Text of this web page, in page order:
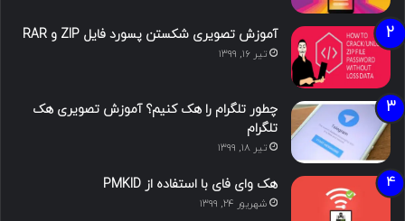
آموزش تصویری شکستن پسورد فایل ZIP و RAR
تیر ۱۶, ۱۳۹۹
چطور تلگرام را هک کنیم؟ آموزش تصویری هک
تلگرام
تیر ۱۸, ۱۳۹۹
هک وای فای با استفاده از PMKID
شهریور ۲۴, ۱۳۹۹